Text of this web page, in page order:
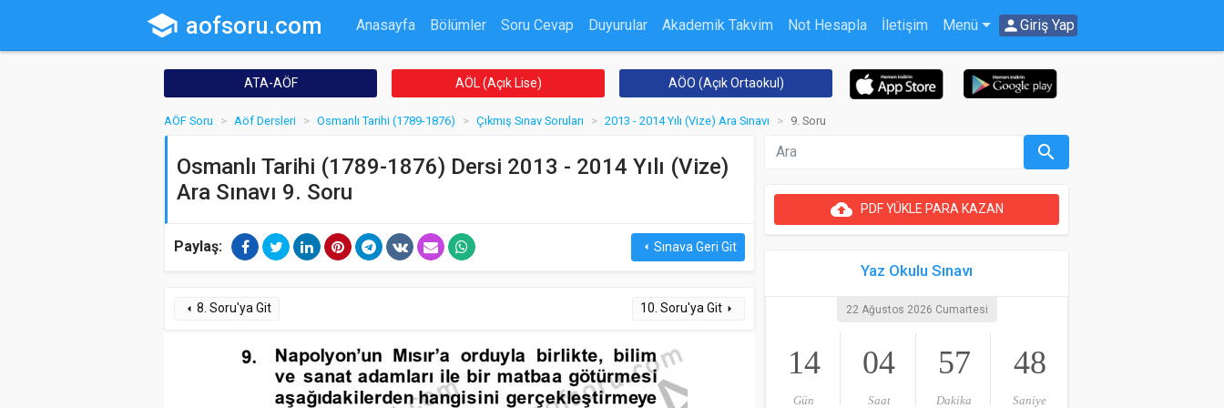
school aofsoru.com Anasayfa Bölümler Soru Cevap Duyurular Akademik Takvim Not Hesapla İletişim Menü personGiriş Yap
ATA-AÖF AÖL (Açık Lise) AÖO (Açık Ortaokul)
AÖF Soru Aöf Dersleri Osmanlı Tarihi (1789-1876) Çıkmış Sınav Soruları 2013 - 2014 Yılı (Vize) Ara Sınavı 9. Soru
Osmanlı Tarihi (1789-1876) Dersi 2013 - 2014 Yılı (Vize)
Ara Sınavı 9. Soru
Paylaş: arrow_leftSınava Geri Git
arrow_left 8. Soru'ya Git 10. Soru'ya Git arrow_right
search
cloud_uploadPDF YÜKLE PARA KAZAN
Yaz Okulu Sınavı
22 Ağustos 2026 Cumartesi
14
Gün
04
Saat
57
Dakika
48
Saniye